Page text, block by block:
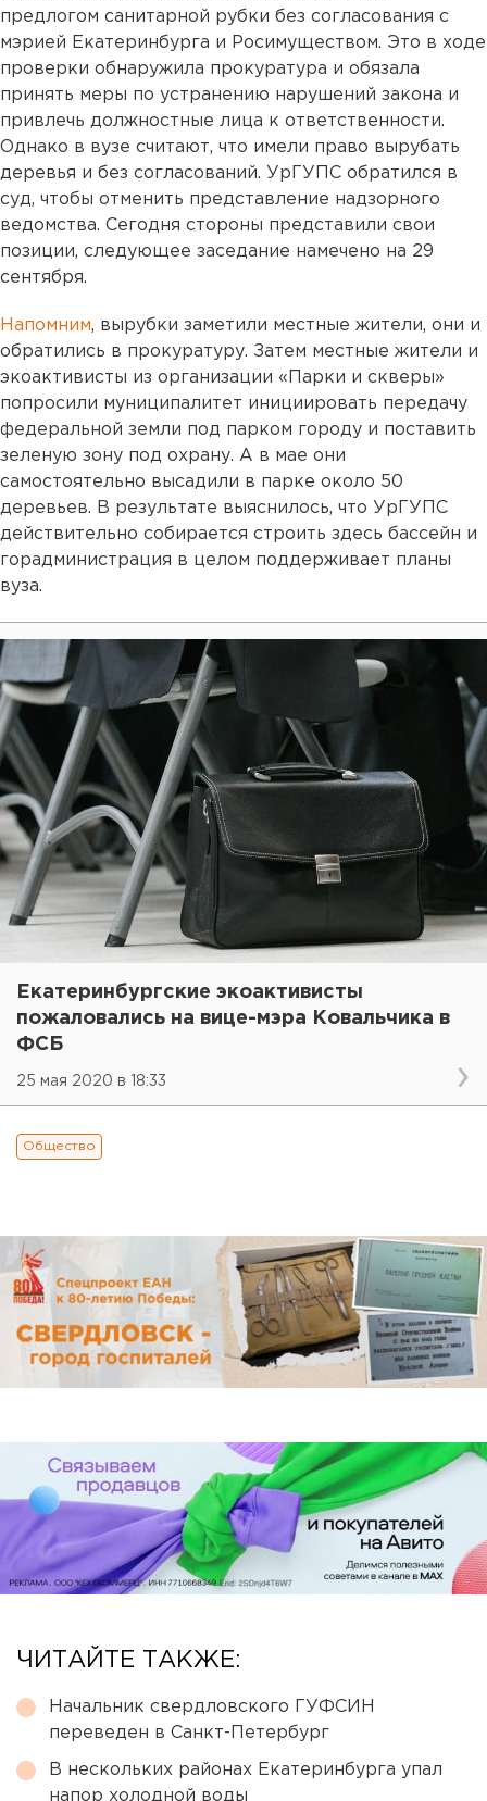
предлогом санитарной рубки без согласования с
мэрией Екатеринбурга и Росимуществом. Это в ходе
проверки обнаружила прокуратура и обязала
принять меры по устранению нарушений закона и
привлечь должностные лица к ответственности.
Однако в вузе считают, что имели право вырубать
деревья и без согласований. УрГУПС обратился в
суд, чтобы отменить представление надзорного
ведомства. Сегодня стороны представили свои
позиции, следующее заседание намечено на 29
сентября.
Напомним, вырубки заметили местные жители, они и
обратились в прокуратуру. Затем местные жители и
экоактивисты из организации «Парки и скверы»
попросили муниципалитет инициировать передачу
федеральной земли под парком городу и поставить
зеленую зону под охрану. А в мае они
самостоятельно высадили в парке около 50
деревьев. В результате выяснилось, что УрГУПС
действительно собирается строить здесь бассейн и
горадминистрация в целом поддерживает планы
вуза.
Екатеринбургские экоактивисты
пожаловались на вице-мэра Ковальчика в
ФСБ
25 мая 2020 в 18:33
Общество
ЧИТАЙТЕ ТАКЖЕ:
Начальник свердловского ГУФСИН
переведен в Санкт-Петербург
В нескольких районах Екатеринбурга упал
напор холодной воды